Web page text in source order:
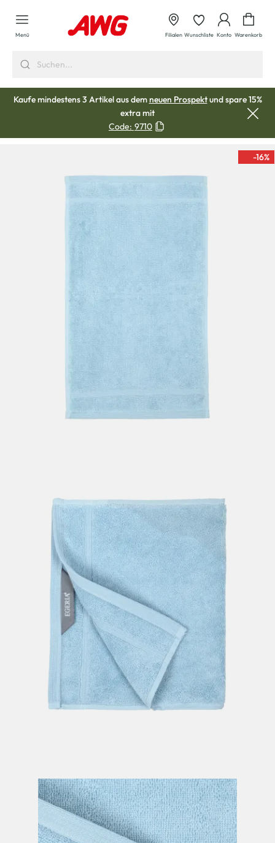
springen
Menü Filialen Wunschliste Konto Warenkorb
Kaufe mindestens 3 Artikel aus demneuen Prospektund spare 15%
extra mit
Code: 9710
-16%